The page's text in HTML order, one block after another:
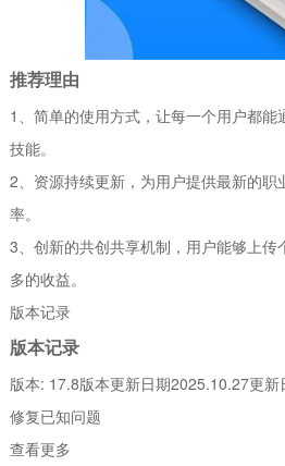
推荐理由
1、简单的使用方式，让每一个用户都
技能。
2、资源持续更新，为用户提供最新的职
率。
3、创新的共创共享机制，用户能够上传
多的收益。
版本记录
版本记录
版本: 17.8版本更新日期2025.10.27更新
修复已知问题
查看更多